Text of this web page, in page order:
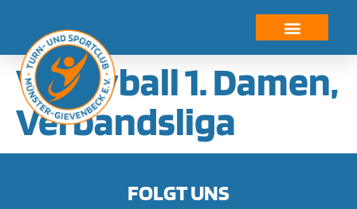
Volleyball 1. Damen,
Verbandsliga
FOLGT UNS